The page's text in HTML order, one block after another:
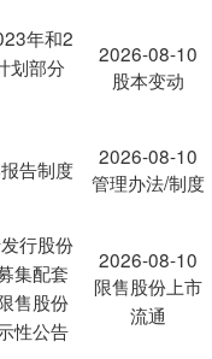
年和2
划部分
2026-08-10
股本变动
告制度
2026-08-10
管理办法/制度
行股份
集配套
售股份
性公告
2026-08-10
限售股份上市
流通